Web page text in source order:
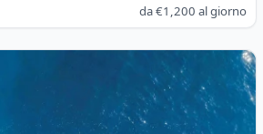
da€1,200 al giorno
- Positano 38 (2020)